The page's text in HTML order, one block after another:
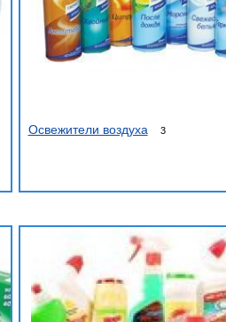
Освежители воздуха 3